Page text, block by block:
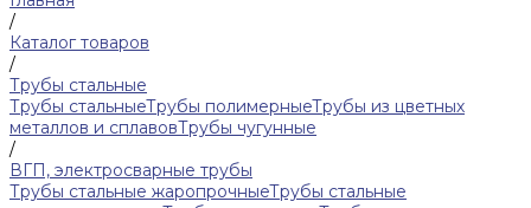
/
Каталог товаров
/
Трубы стальные
Трубы стальныеТрубы полимерныеТрубы из цветных
металлов и сплавовТрубы чугунные
/
ВГП, электросварные трубы
Трубы стальные жаропрочныеТрубы стальные